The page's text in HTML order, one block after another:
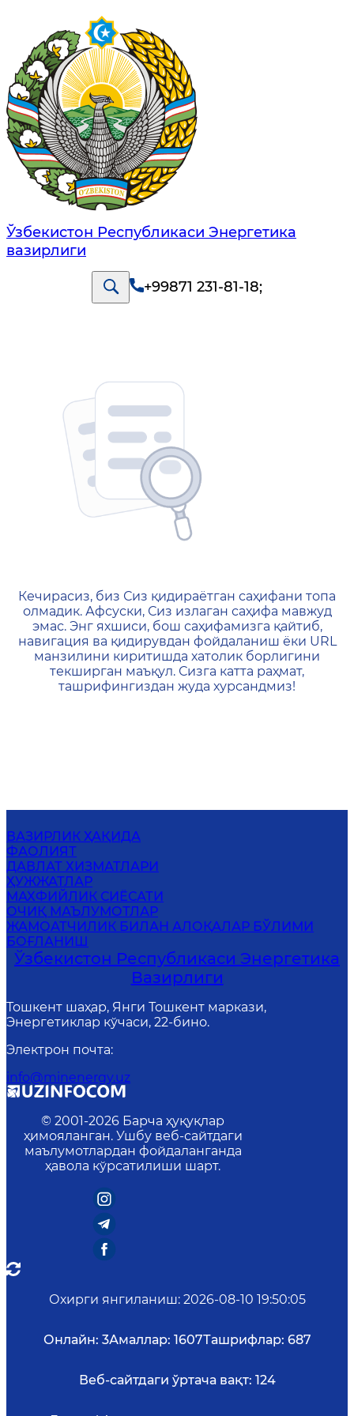
Ўзбекистон Республикаси Энергетика
вазирлиги
+99871 231-81-18;
404 — Страница не
Кечирасиз, биз Сиз қидираётган саҳифани топа
олмадик. Афсуски, Сиз излаган саҳифа мавжуд
эмас. Энг яхшиси, бош саҳифамизга қайтиб,
навигация ва қидирувдан фойдаланиш ёки URL
манзилини киритишда хатолик борлигини
текширган маъқул. Сизга катта раҳмат,
ташрифингиздан жуда хурсандмиз!
ВАЗИРЛИК ҲАҚИДА
ФАОЛИЯТ
ДАВЛАТ ХИЗМАТЛАРИ
ҲУЖЖАТЛАР
МАХФИЙЛИК СИЁСАТИ
ОЧИҚ МАЪЛУМОТЛАР
ЖАМОАТЧИЛИК БИЛАН АЛОҚАЛАР БЎЛИМИ
БОҒЛАНИШ
Ўзбекистон Республикаси Энергетика
Вазирлиги
Тошкент шаҳар, Янги Тошкент маркази,
Энергетиклар кўчаси, 22-бино.
Электрон почта:
info@minenergy.uz
© 2001-2026 Барча ҳуқуқлар
ҳимояланган. Ушбу веб-сайтдаги
маълумотлардан фойдаланганда
ҳавола кўрсатилиши шарт.
Охирги янгиланиш: 2026-08-10 19:50:05
Онлайн: 3Амаллар: 1607Ташрифлар: 687
Веб-сайтдаги ўртача вақт: 124